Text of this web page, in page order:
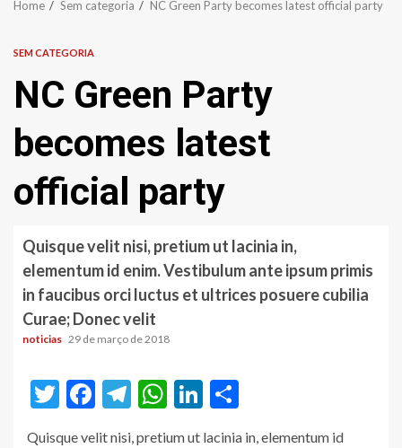
Home Sem categoria NC Green Party becomes latest official party
SEM CATEGORIA
NC Green Party
becomes latest
official party
Quisque velit nisi, pretium ut lacinia in,
elementum id enim. Vestibulum ante ipsum primis
in faucibus orci luctus et ultrices posuere cubilia
Curae; Donec velit
noticias 29 de março de 2018
Twitter
Facebook
Telegram
WhatsApp
LinkedIn
Quisque velit nisi, pretium ut lacinia in, elementum id